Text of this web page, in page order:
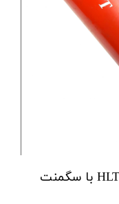
مته کرگیری بتن سایز 115 برند HLT با سگمنت